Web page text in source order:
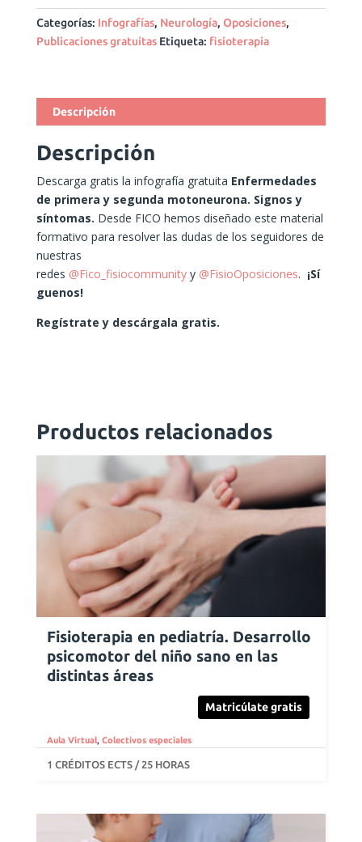
Categorías: Infografías, Neurología, Oposiciones,
Publicaciones gratuitas Etiqueta: fisioterapia
Descripción
Descripción
Descarga gratis la infografía gratuita Enfermedades
de primera y segunda motoneurona. Signos y
síntomas. Desde FICO hemos diseñado este material
formativo para resolver las dudas de los seguidores de
nuestras
redes @Fico_fisiocommunityy @FisioOposiciones. ¡Sí
guenos!
Regístrate y descárgala gratis.
Productos relacionados
Fisioterapia en pediatría. Desarrollo
psicomotor del niño sano en las
distintas áreas
Matricúlate gratis
Aula Virtual, Colectivos especiales
1 CRÉDITOS ECTS / 25 HORAS